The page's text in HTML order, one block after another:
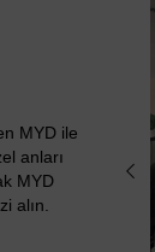
MYD ile
anları
MYD
alın.